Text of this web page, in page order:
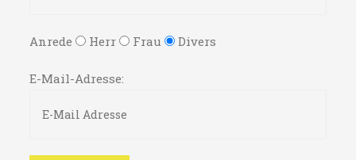
Anrede Herr Frau Divers
E-Mail-Adresse: